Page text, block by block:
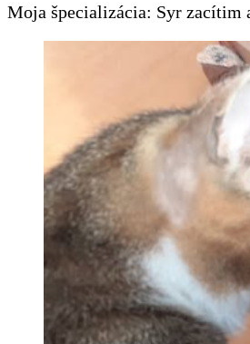
Moja špecializácia: Syr zacítim